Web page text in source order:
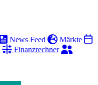
News Feed
Märkte
Finanzrechner